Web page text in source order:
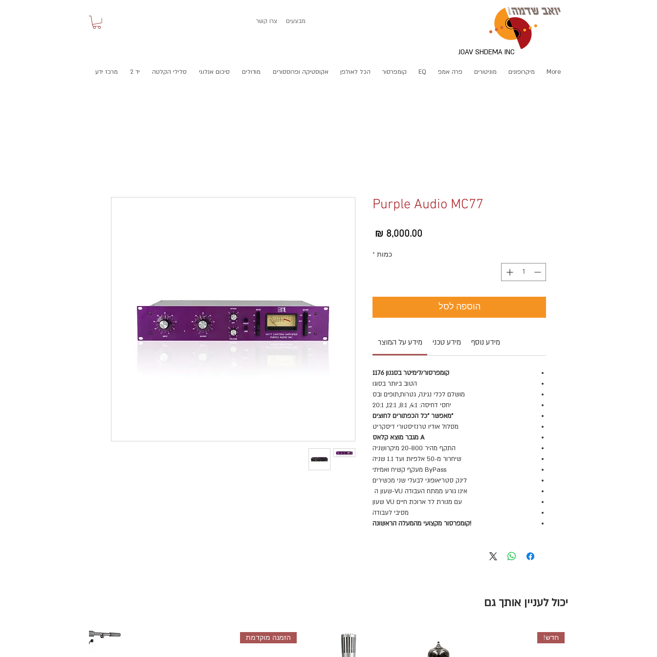
צרו קשר מבצעים
JOAV SHDEMA INC
מרכז ידע יד 2 סלילי הקלטה סיכום אנלוגי מודולים אקוסטיקה ופרוססורים הכל לאולפן קומפרסור EQ פרה אמפ מוניטורים מיקרופונים More
Purple Audio MC77
כמות *
הוספה לסל
מידע על המוצר מידע טכני מידע נוסף
קומפרסור/לימיטר בסגנון 1176
הטוב ביותר בסוגו
מושלם לכלי נגינה, גטרות,תופים ובס
יחסי דחיסה: 4:1, 8:1, 12:1, 20:1
"מאפשר "כל הכפתורים לחוצים
מסלול אודיו טרנזיסטורי דיסקריט
A מגבר מוצא קלאס
התקף מהיר 20-800 מיקרושניה
שיחרור מ-50 אלפיות ועד 1.1 שניה
ByPass מעקף קשיח ואמיתי
לינק סטריאופוני לבעלי שני מכשירים
אינו גורע ממתח העבודה VU-שעון ה
עם מנורת לד ארוכת חיים VU שעון
מסיבי לעבודה
!קומפרסור מקצועי מהמעלה הראשונה
יכול לעניין אותך גם
חדש! הזמנה מוקדמת